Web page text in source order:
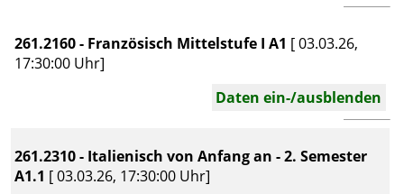
261.2160 - Französisch Mittelstufe I A1 [ 03.03.26,
17:30:00 Uhr]
Daten ein-/ausblenden
261.2310 - Italienisch von Anfang an - 2. Semester
A1.1 [ 03.03.26, 17:30:00 Uhr]